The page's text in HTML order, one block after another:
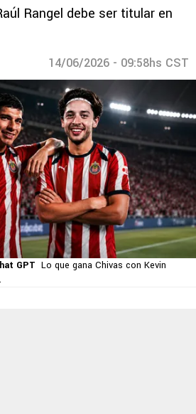
Rangel debe ser titular en
14/06/2026 - 09:58hs CST
GPT Lo que gana Chivas con Kevin